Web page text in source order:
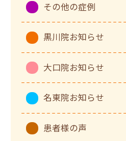
その他の症例
黒川院お知らせ
大口院お知らせ
名東院お知らせ
患者様の声